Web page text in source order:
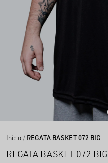
Início REGATA BASKET 072 BIG
REGATA BASKET 072 BIG